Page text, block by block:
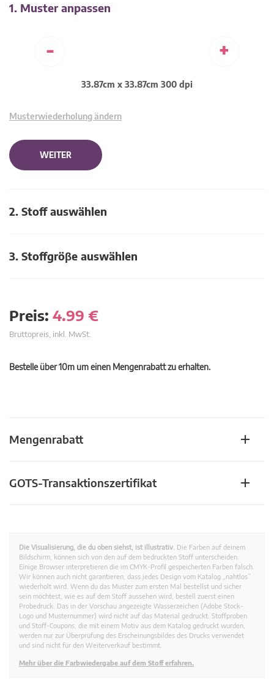
1. Muster anpassen
- +
33.87cm x 33.87cm 300 dpi
Musterwiederholung ändern
WEITER
2. Stoff auswählen
3. Stoffgröβe auswählen
Preis: 4.99 €
Bruttopreis, inkl. MwSt.
Bestelle über 10m um einen Mengenrabatt zu erhalten.
Mengenrabatt
GOTS-Transaktionszertifikat
Die Visualisierung, die du oben siehst, ist illustrativ. Die Farben auf deinem
Bildschirm, können sich von den auf dem bedruckten Stoff unterscheiden.
Einige Browser interpretieren die im CMYK-Profil gespeicherten Farben falsch.
Wir können auch nicht garantieren, dass jedes Design vom Katalog „nahtlos”
wiederholt wird. Wenn du das Muster zum ersten Mal bestellst und sicher
sein möchtest, wie es auf dem Stoff aussehen wird, bestell zuerst einen
Probedruck. Das in der Vorschau angezeigte Wasserzeichen (Adobe Stock-
Logo und Musternummer) wird nicht auf das Material gedruckt. Stoffproben
und Stoff-Coupons, die mit einem Motiv aus dem Katalog gedruckt wurden,
werden nur zur Überprüfung des Erscheinungsbildes des Drucks verwendet
und sind nicht für den Weiterverkauf bestimmt.
Mehr über die Farbwiedergabe auf dem Stoff erfahren.